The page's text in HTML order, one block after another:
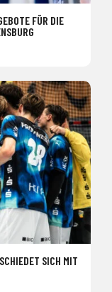
FÜR DIE
SICH MIT